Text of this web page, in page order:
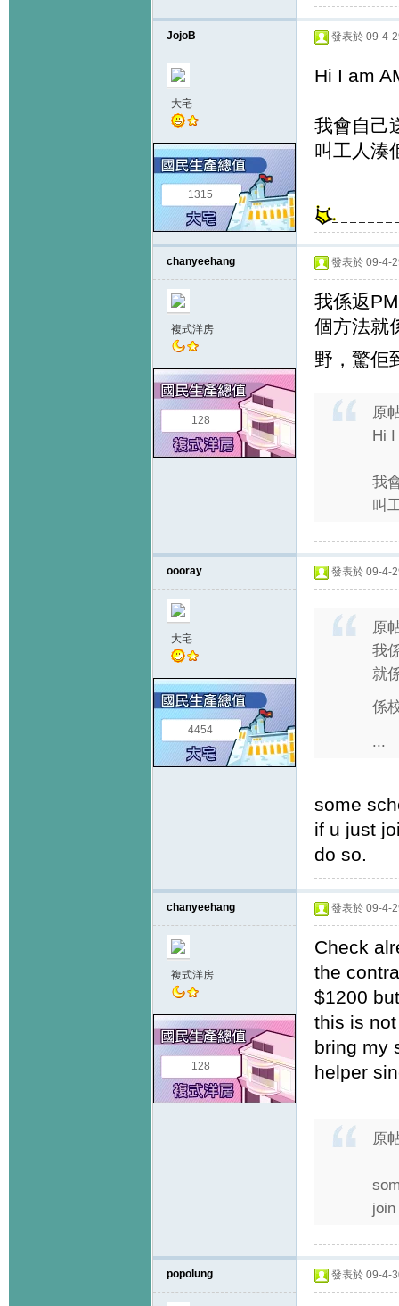
JojoB
大宅
1315
發表於 09-4-
Hi I am
我會自己
叫工人湊
chanyeehang
複式洋房
128
發表於 09-4-
我係返
個方法就
野，驚佢
原
Hi I
我
叫
oooray
大宅
4454
發表於 09-4-
原
我
就
係
...
some
if u just
do so.
chanyeehang
複式洋房
128
發表於 09-4-
Check
the
$1200
this is
bring my
helper
原
popolung 發表於 09-4-